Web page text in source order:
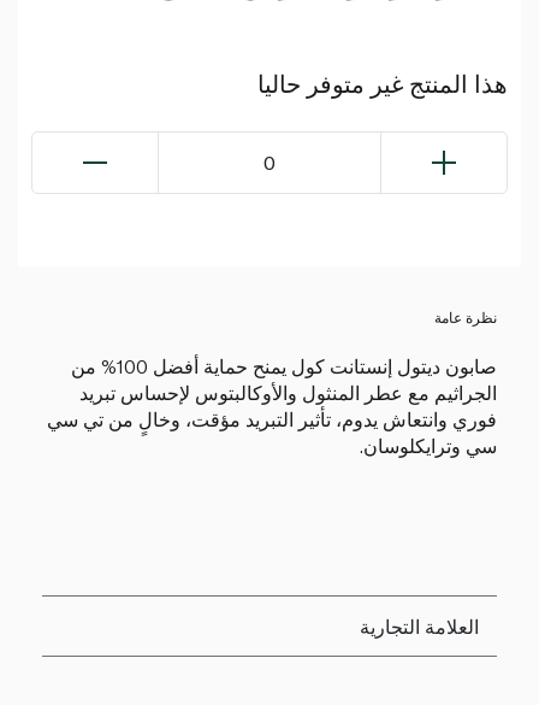
هذا المنتج غير متوفر حاليا
0
نظرة عامة
صابون ديتول إنستانت كول يمنح حماية أفضل 100% من
الجراثيم مع عطر المنثول والأوكالبتوس لإحساس تبريد
فوري وانتعاش يدوم، تأثير التبريد مؤقت، وخالٍ من تي سي
سي وترايكلوسان.
العلامة التجارية